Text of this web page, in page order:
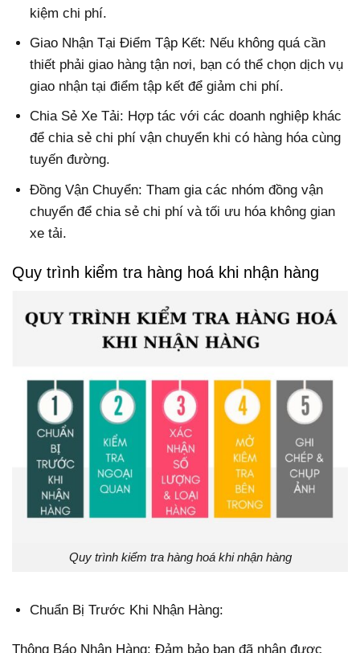
kiệm chi phí.
Giao Nhận Tại Điểm Tập Kết: Nếu không quá cần
thiết phải giao hàng tận nơi, bạn có thể chọn dịch vụ
giao nhận tại điểm tập kết để giảm chi phí.
Chia Sẻ Xe Tải: Hợp tác với các doanh nghiệp khác
để chia sẻ chi phí vận chuyển khi có hàng hóa cùng
tuyến đường.
Đồng Vận Chuyển: Tham gia các nhóm đồng vận
chuyển để chia sẻ chi phí và tối ưu hóa không gian
xe tải.
Quy trình kiểm tra hàng hoá khi nhận hàng
Quy trình kiểm tra hàng hoá khi nhận hàng
Chuẩn Bị Trước Khi Nhận Hàng:
Thông Báo Nhận Hàng: Đảm bảo bạn đã nhận được